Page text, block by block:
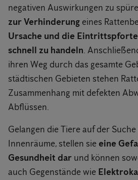
negativen Auswirkungen zu
zur Verhinderung eines
Ursache und die
schnell zu handeln.
ihren Weg durch das gesamte
städtischen Gebieten stehen
Zusammenhang mit defekten
Abflüssen.
Gelangen die Tiere auf der
Innenräume, stellen sie eine
Gesundheit dar und können
auch Gegenstände wie